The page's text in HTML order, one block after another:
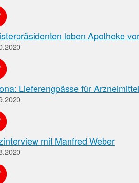
loben Apotheke
Lieferengpässe für
mit Manfred Weber